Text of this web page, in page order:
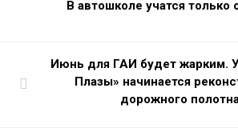
В автошколе учатся только
Июнь для ГАИ будет жарким.
Плазы» начинается
дорожного